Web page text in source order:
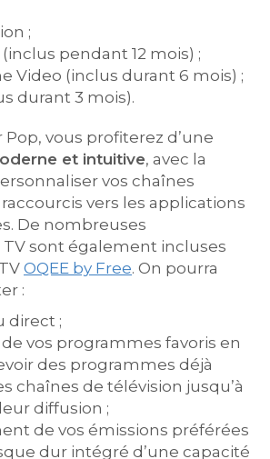
;
(inclus pendant 12 mois) ;
Video (inclus durant 6 mois) ;
durant 3 mois).
Pop, vous profiterez d’une
et intuitive, avec la
vos chaînes
vers les applications
De nombreuses
sont également incluses
OQEE by Free. On pourra
:
direct ;
vos programmes favoris en
des programmes déjà
chaînes de télévision jusqu’à
diffusion ;
de vos émissions préférées
dur intégré d’une capacité